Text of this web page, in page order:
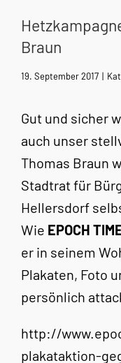
Braun
19. September 2017 |
Gut und sicher
auch unser
Thomas Braun
Stadtrat für
Hellersdorf
Wie EPOCH
er in seinem
Plakaten, Foto
persönlich
http://
plakataktion-